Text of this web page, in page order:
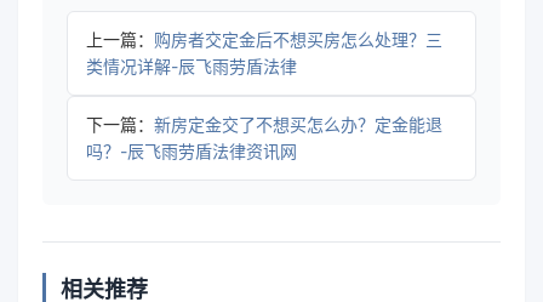
上一篇： 购房者交定金后不想买房怎么处理？三
类情况详解-辰飞雨劳盾法律
下一篇： 新房定金交了不想买怎么办？定金能退
吗？-辰飞雨劳盾法律资讯网
相关推荐